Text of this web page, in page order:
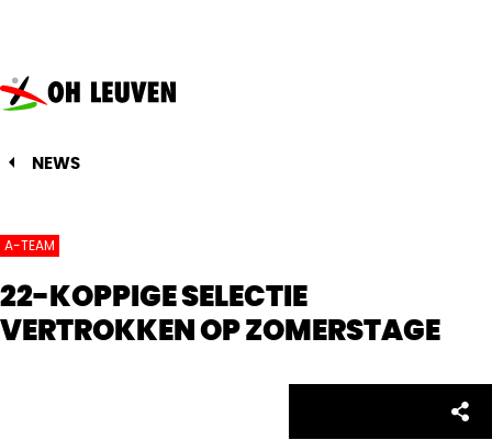
Oud-
Heverlee
Leuven
NEWS
A-TEAM
22-KOPPIGE SELECTIE
VERTROKKEN OP ZOMERSTAGE